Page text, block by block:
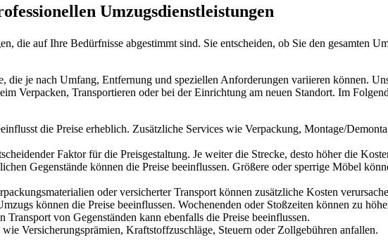
Umzugsdienstleistungen
die auf Ihre Bedürfnisse abgestimmt sind. Sie entscheiden, ob Sie den gesamten
je nach Umfang, Entfernung und speziellen Anforderungen variieren können.
Verpacken, Transportieren oder bei der Einrichtung am neuen Standort. Im
die Preise erheblich. Zusätzliche Services wie Verpackung, Montage/
Faktor für die Preisgestaltung. Je weiter die Strecke, desto höher die
Gegenstände können die Preise beeinflussen. Größere oder sperrige Möbel
oder versicherter Transport können zusätzliche Kosten
können die Preise beeinflussen. Wochenenden oder Stoßzeiten können zu
von Gegenständen kann ebenfalls die Preise beeinflussen.
Versicherungsprämien, Kraftstoffzuschläge, Steuern oder Zollgebühren anfallen.